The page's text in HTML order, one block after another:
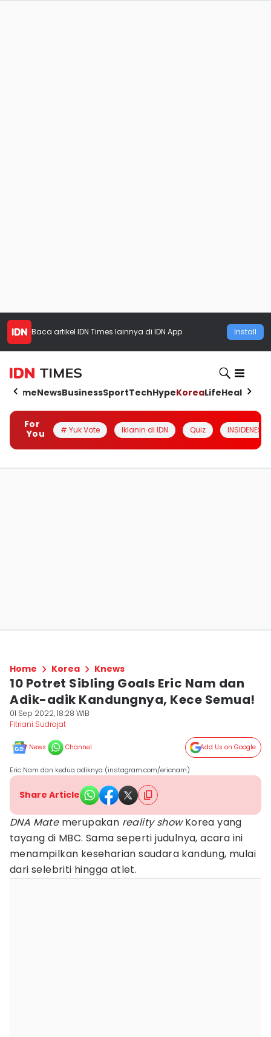
Baca artikel IDN Times lainnya di IDN App Install
HomeNewsBusinessSportTechHypeKoreaLifeHealth
For
You
# Yuk Vote Iklanin di IDN Quiz INSIDENESIA
Home Korea Knews
10 Potret Sibling Goals Eric Nam dan
Adik-adik Kandungnya, Kece Semua!
01 Sep 2022, 18:28 WIB
Fitriani Sudrajat
News Channel Add Us on Google
Eric Nam dan kedua adiknya (instagram.com/ericnam)
Share Article
DNA Matemerupakan reality showKorea yang
tayang di MBC. Sama seperti judulnya, acara ini
menampilkan keseharian saudara kandung, mulai
dari selebriti hingga atlet.